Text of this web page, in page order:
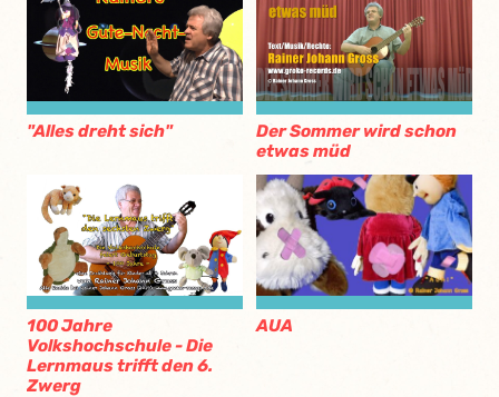
"Alles dreht sich"
Der Sommer wird schon
etwas müd
100 Jahre
Volkshochschule - Die
Lernmaus trifft den 6.
Zwerg
AUA